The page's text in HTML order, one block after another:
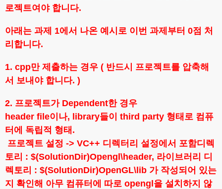
로젝트여야 합니다.
아래는 과제 1에서 나온 예시로 이번 과제부터 0점 처
리합니다.
1. cpp만 제출하는 경우 ( 반드시 프로젝트를 압축해
서 보내야 합니다. )
2. 프로젝트가 Dependent한 경우
header file이나, library들이 third party 형태로 컴퓨
터에 독립적 형태.
프로젝트 설정 -> VC++ 디렉터리 설정에서 포함디렉
토리 : $(SolutionDir)Opengl\header, 라이브러리 디
렉토리 : $(SolutionDir)OpenGL\lib 가 작성되어 있는
지 확인해 아무 컴퓨터에 따로 opengl을 설치하지 않